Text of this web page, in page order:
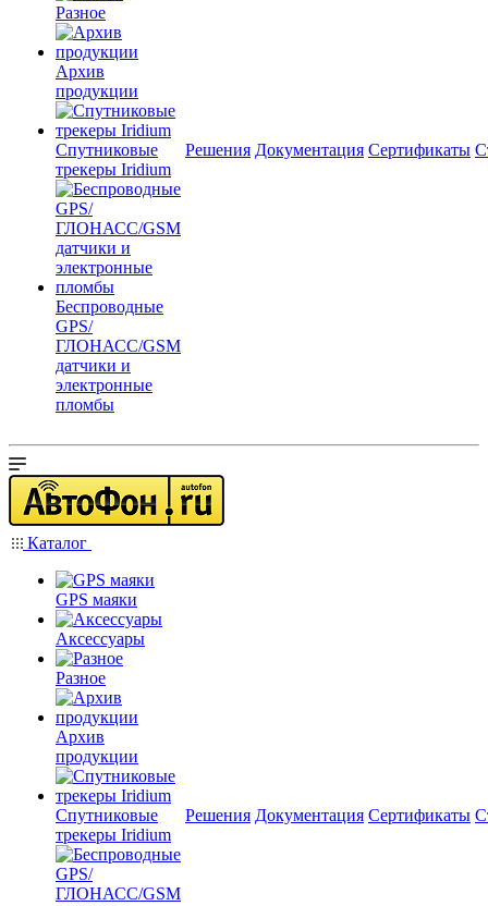
Разное
Архив
продукции
Спутниковые
трекеры Iridium
Беспроводные
GPS/
ГЛОНАСС/GSM
датчики и
электронные
пломбы
Решения Документация Сертификаты
Каталог
GPS маяки
Аксессуары
Разное
Архив
продукции
Спутниковые
трекеры Iridium
Решения Документация Сертификаты